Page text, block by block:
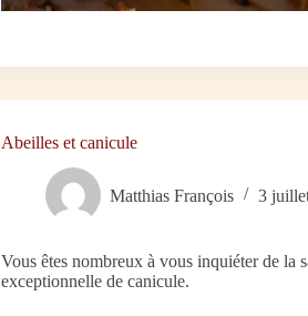
Abeilles et canicule
Matthias François 3
Vous êtes nombreux à vous inquiéter de la
exceptionnelle de canicule.